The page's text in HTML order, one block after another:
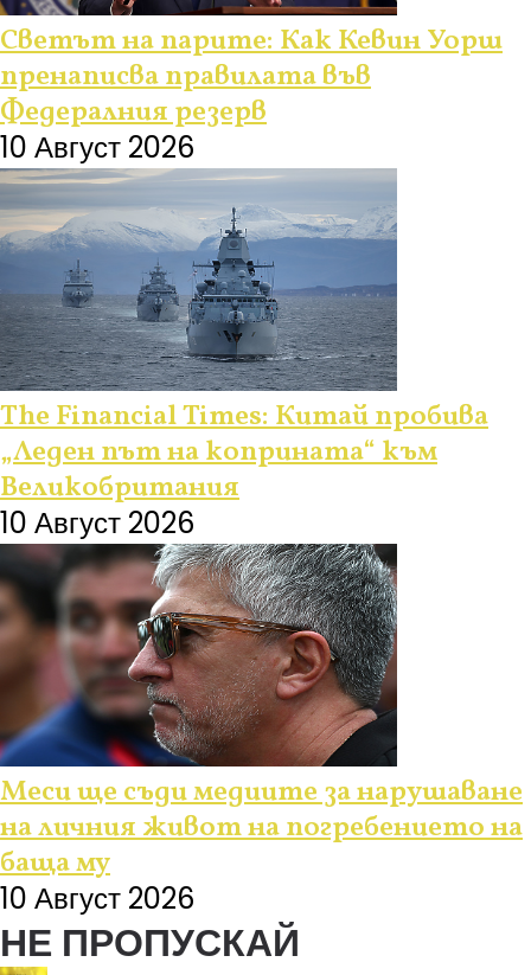
Светът на парите: Как Кевин Уорш
пренаписва правилата във
Федералния резерв
10 Август 2026
The Financial Times: Китай пробива
„Леден път на коприната“ към
Великобритания
10 Август 2026
Меси ще съди медиите за нарушаване
на личния живот на погребението на
баща му
10 Август 2026
НЕ ПРОПУСКАЙ